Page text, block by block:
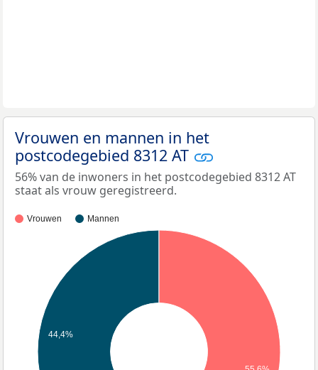
Vrouwen en mannen in het
postcodegebied 8312 AT
56% van de inwoners in het postcodegebied 8312 AT
staat als vrouw geregistreerd.
Vrouwen Mannen
44,4%